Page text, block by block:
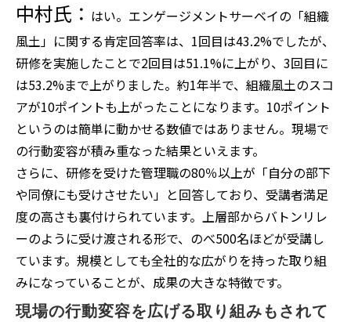
中村氏： はい。エンゲージメントサーベイの「組織
風土」に関する肯定回答率は、1回目は43.2%でしたが、
研修を実施したことで2回目は51.1%に上がり、3回目に
は53.2%まで上がりました。約1年半で、組織風土のスコ
アが10ポイントも上がったことになります。10ポイント
というのは簡単に動かせる数値ではありません。現場で
の行動変容が積み重なった結果といえます。
さらに、研修を受けた管理職の80％以上が「自分の部下
や同僚にも受けさせたい」と回答しており、受講者満足
度の高さも裏付けられています。上層部からバトンリレ
ーのように受け渡される形で、のべ500名ほどが受講し
ています。規模としても全社的な広がりを持った取り組
みになっていることが、成果の大きな特徴です。
現場の行動変容を広げる取り組みもされて